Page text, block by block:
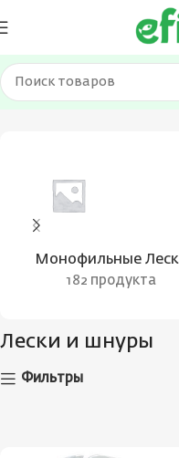
Главная Лески и шнуры
Монофильные
182 продукта
Лески и шнуры
Фильтры